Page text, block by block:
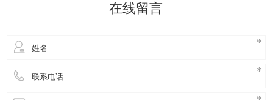
调呢！其实根据绿风通风
在线留言